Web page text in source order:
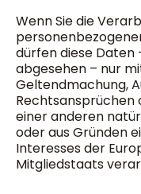
Wenn Sie die
dürfen diese Daten
abgesehen – nur
Geltendmachung,
Rechtsansprüchen
einer anderen
oder aus Gründen
Interesses der
Mitgliedstaats